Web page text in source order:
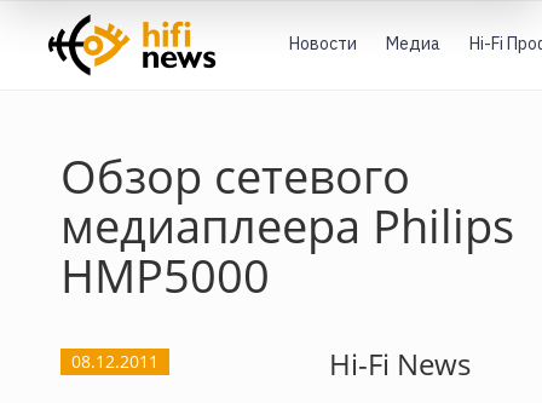
Новости Медиа Hi-Fi
Обзор сетевого
медиаплеера Philips
HMP5000
08.12.2011 Hi-Fi News